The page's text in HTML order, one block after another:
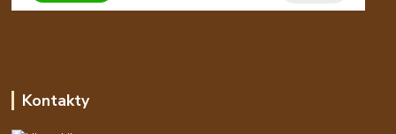
Kontakty